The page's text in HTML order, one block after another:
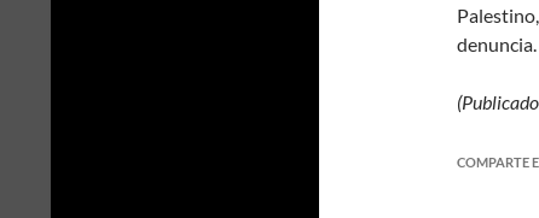
denuncia.
COMPARTE